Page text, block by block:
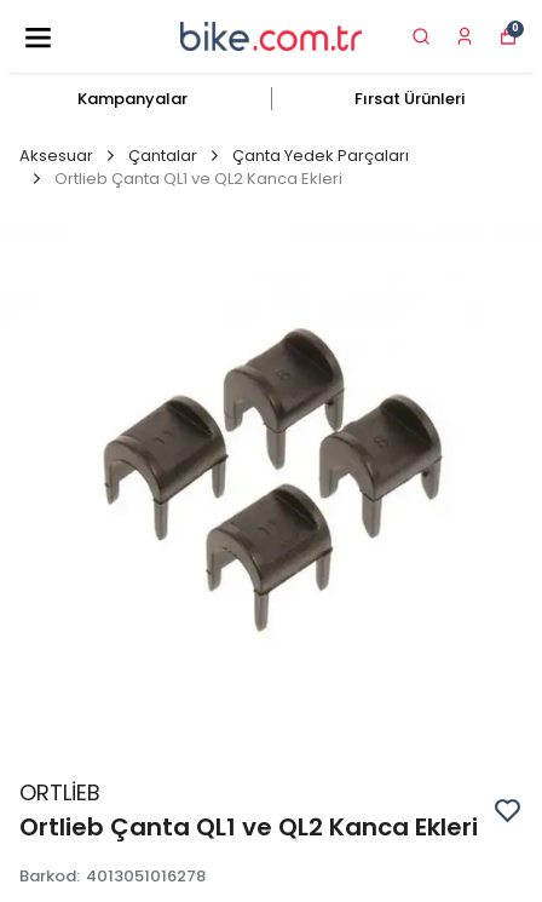
0
Kampanyalar Fırsat Ürünleri
Aksesuar Çantalar
Çanta Yedek Parçaları
Ortlieb Çanta QL1 ve QL2 Kanca Ekleri
ORTLİEB
Ortlieb Çanta QL1 ve QL2 Kanca Ekleri
Barkod: 4013051016278